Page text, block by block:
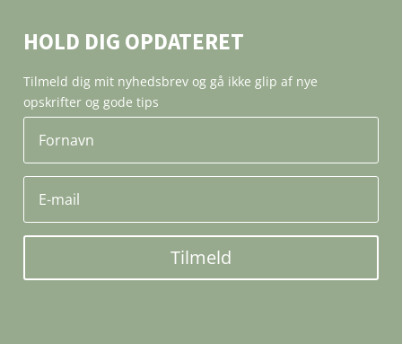
HOLD DIG OPDATERET
Tilmeld dig mit nyhedsbrev og gå ikke glip af nye
opskrifter og gode tips
Tilmeld